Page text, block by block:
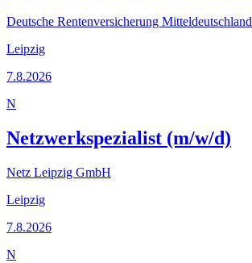
Deutsche Rentenversicherung Mitteldeutschland
Leipzig
7.8.2026
N
Netzwerkspezialist (m/w/d)
Netz Leipzig GmbH
Leipzig
7.8.2026
N